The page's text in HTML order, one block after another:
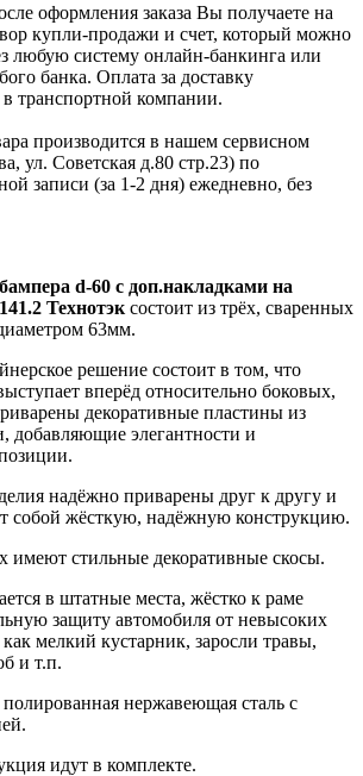
оформления заказа Вы получаете на
купли-продажи и счет, который можно
любую систему онлайн-банкинга или
банка. Оплата за доставку
в транспортной компании.
производится в нашем сервисном
ул. Советская д.80 стр.23) по
записи (за 1-2 дня) ежедневно, без
d-60 с доп.накладками на
Технотэк состоит из трёх, сваренных
63мм.
решение состоит в том, что
вперёд относительно боковых,
декоративные пластины из
добавляющие элегантности и
надёжно приварены друг к другу и
собой жёсткую, надёжную конструкцию.
имеют стильные декоративные скосы.
в штатные места, жёстко к раме
защиту автомобиля от невысоких
мелкий кустарник, заросли травы,
и т.п.
нержавеющая сталь с
идут в комплекте.